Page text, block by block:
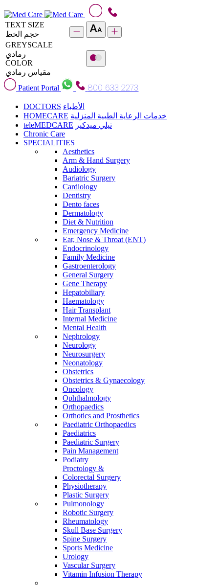
TEXT SIZE
حجم الخط
GREYSCALE
رمادي
COLOR
مقياس رمادي
Patient Portal
800 633 2273
DOCTORS الأطباء
HOMECARE خدمات الرعاية الطبية المنزلية
teleMEDCARE تيلي ميدكير
Chronic Care
SPECIALITIES
Aesthetics
Arm & Hand Surgery
Audiology
Bariatric Surgery
Cardiology
Dentistry
Dento faces
Dermatology
Diet & Nutrition
Emergency Medicine
Ear, Nose & Throat (ENT)
Endocrinology
Family Medicine
Gastroenterology
General Surgery
Gene Therapy
Hepatobiliary
Haematology
Hair Transplant
Internal Medicine
Mental Health
Nephrology
Neurology
Neurosurgery
Neonatology
Obstetrics
Obstetrics & Gynaecology
Oncology
Ophthalmology
Orthopaedics
Orthotics and Prosthetics
Paediatric Orthopaedics
Paediatrics
Paediatric Surgery
Pain Management
Podiatry
Proctology &
Colorectal Surgery
Physiotherapy
Plastic Surgery
Pulmonology
Robotic Surgery
Rheumatology
Skull Base Surgery
Spine Surgery
Sports Medicine
Urology
Vascular Surgery
Vitamin Infusion Therapy